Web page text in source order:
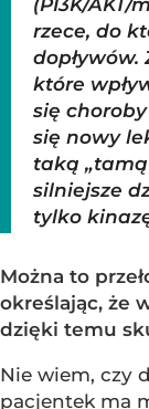
(PI3K/AKT/
rzece, do
dopływów.
które
się
się nowy
taką
silniejsze
tylko
Można to
określając, że
dzięki temu
Nie wiem, czy
pacjentek ma